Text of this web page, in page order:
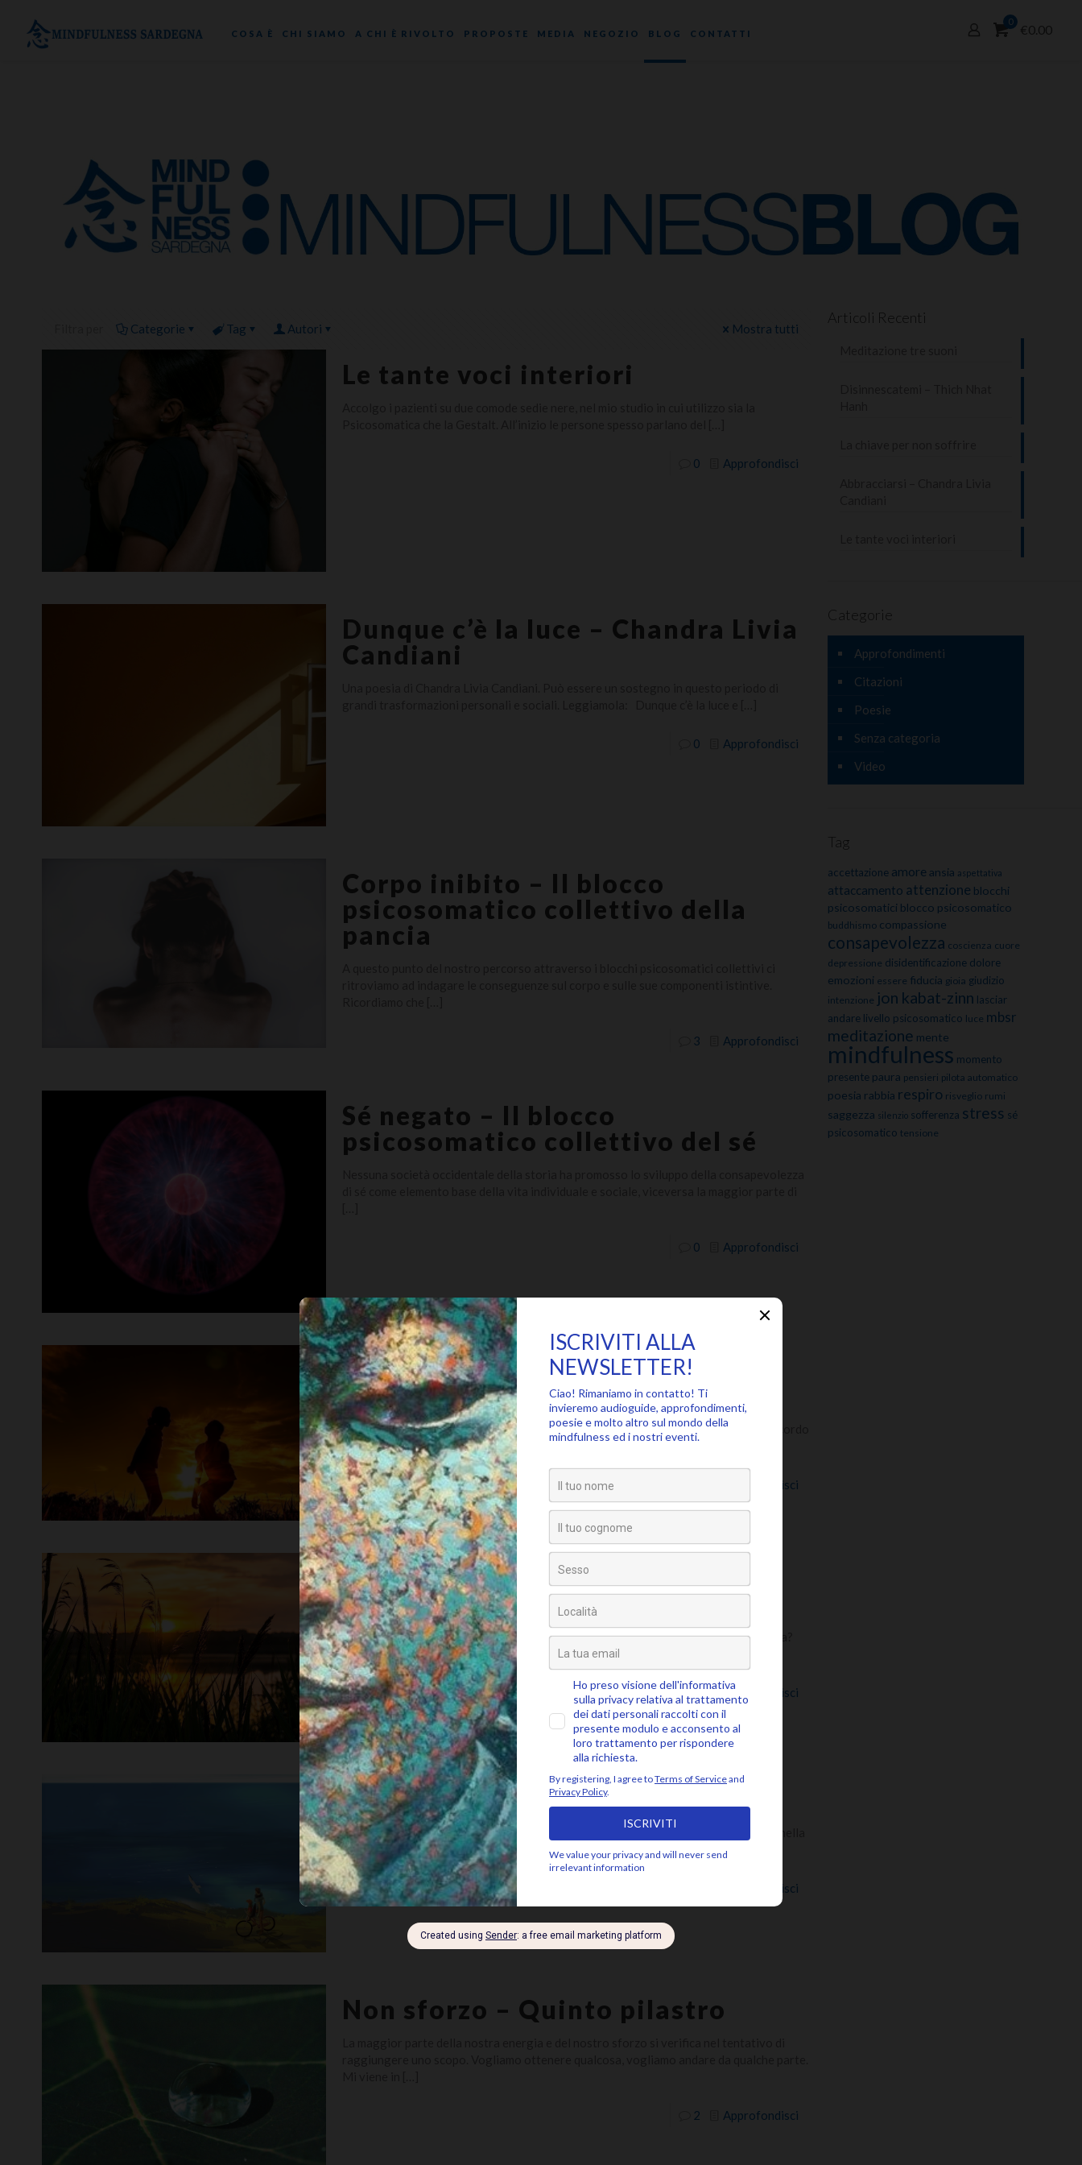
COSA È CHI SIAMO A CHI È RIVOLTO PROPOSTE MEDIA NEGOZIO BLOG CONTATTI
0
€0.00
Categorie Tag Autori Mostra tutti
Le tante voci interiori
0 Approfondisci
Dunque c’è la luce – Chandra Livia
Candiani
0 Approfondisci
Corpo inibito – Il blocco
psicosomatico collettivo della
pancia
3 Approfondisci
Sé negato – Il blocco
psicosomatico collettivo del sé
0 Approfondisci
Come mi sono innamorato della
meditazione (seconda parte)
Tornando alle radici delle mie esperienze con la meditazione mi viene in mente un ricordo
ben delineato. Era Domenica, ed io ero insieme ad altre persone […]
Approfondisci
Come mi sono innamorato della
meditazione (prima parte)
La mia mente vaga, stamattina. Si chiede: cosa scrivere? Come scrivere? Cosa manca?
C’è un continuo muoversi di pensieri in questa testa, proprio ora, che mi
0 Approfondisci
Un oceano di silenzio
“Ogni volta che hai tempo, siedi semplicemente in silenzio e osserva ciò che scorre nella
tua mente. Non è necessario giudicare, perché se giudichi, immediatamente la
Approfondisci
Non sforzo – Quinto pilastro
2 Approfondisci
Articoli Recenti
Categorie
Approfondimenti
Citazioni
Poesie
Senza categoria
Video
Tag
accettazione amore ansia aspettativa
attaccamento attenzione blocchi
psicosomatici blocco psicosomatico
buddhismo compassione
consapevolezza coscienza cuore
depressione disidentificazione dolore
emozioni essere fiducia gioia giudizio
intenzione jon kabat-zinn lasciar
andare livello psicosomatico luce mbsr
meditazione mente
mindfulness momento
presente paura pensieri pilota automatico
poesia rabbia respiro risveglio rumi
saggezza silenzio sofferenza stress sé
psicosomatico tensione